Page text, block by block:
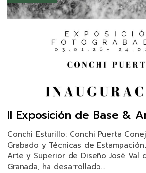
II Exposición de Base &
Conchi Esturillo: Conchi Puerta
Grabado y Técnicas de
Arte y Superior de Diseño José Val
Granada, ha desarrollado...